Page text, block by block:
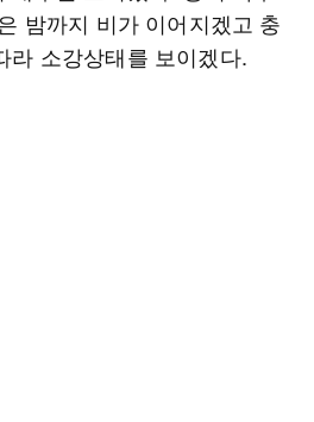
밤까지 비가 이어지겠고 충
라 소강상태를 보이겠다.